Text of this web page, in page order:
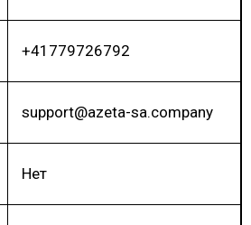
+41779726792
support@azeta-sa.company
Нет